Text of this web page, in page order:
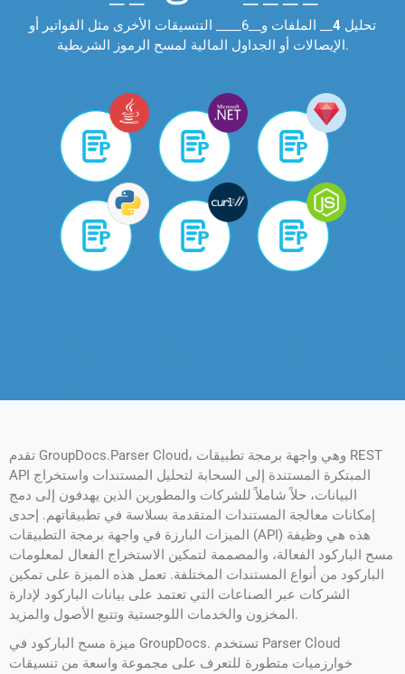
تحليل 4
__ الملفات و__6____ التنسيقات الأخرى مثل الفواتير أو
الإيصالات أو الجداول المالية لمسح الرموز الشريطية.
تقدم GroupDocs.Parser Cloud، وهي واجهة برمجة تطبيقات REST
API المبتكرة المستندة إلى السحابة لتحليل المستندات واستخراج
البيانات، حلاً شاملاً للشركات والمطورين الذين يهدفون إلى دمج
إمكانات معالجة المستندات المتقدمة بسلاسة في تطبيقاتهم. إحدى
الميزات البارزة في واجهة برمجة التطبيقات (API) هذه هي وظيفة
مسح الباركود الفعالة، والمصممة لتمكين الاستخراج الفعال لمعلومات
الباركود من أنواع المستندات المختلفة. تعمل هذه الميزة على تمكين
الشركات عبر الصناعات التي تعتمد على بيانات الباركود لإدارة
المخزون والخدمات اللوجستية وتتبع الأصول والمزيد.
ميزة مسح الباركود في GroupDocs. تستخدم Parser Cloud
خوارزميات متطورة للتعرف على مجموعة واسعة من تنسيقات